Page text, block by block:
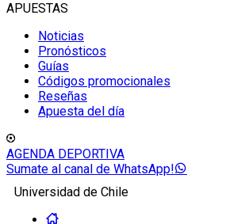
APUESTAS
Noticias
Pronósticos
Guías
Códigos promocionales
Reseñas
Apuesta del día
AGENDA DEPORTIVA
Sumate al canal de WhatsApp!
Universidad de Chile